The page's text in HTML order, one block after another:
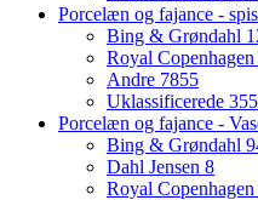
Porcelæn og fajance -
Bing & Grøndahl
Royal Copenhagen
Andre 7855
Uklassificerede
Porcelæn og fajance -
Bing & Grøndahl
Dahl Jensen 8
Royal Copenhagen